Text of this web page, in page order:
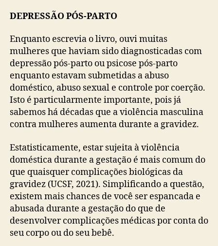
DEPRESSÃO PÓS-PARTO
Enquanto escrevia o livro, ouvi muitas
mulheres que haviam sido diagnosticadas com
depressão pós-parto ou psicose pós-parto
enquanto estavam submetidas a abuso
doméstico, abuso sexual e controle por coerção.
Isto é particularmente importante, pois já
sabemos há décadas que a violência masculina
contra mulheres aumenta durante a gravidez.
Estatisticamente, estar sujeita à violência
doméstica durante a gestação é mais comum do
que quaisquer complicações biológicas da
gravidez (UCSF, 2021). Simplificando a questão,
existem mais chances de você ser espancada e
abusada durante a gestação do que de
desenvolver complicações médicas por conta do
seu corpo ou do seu bebê.